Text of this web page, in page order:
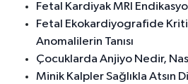
Fetal Kardiyak MRI
Fetal Ekokardiyografide
Anomalilerin Tanısı
Çocuklarda Anjiyo Nedir,
Minik Kalpler Sağlıkla Atsın